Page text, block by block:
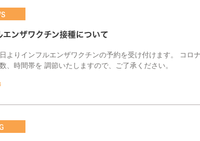
エンザワクチン接種について
よりインフルエンザワクチンの予約を受け付けます。 コロ
、時間帯を 調節いたしますので、ご了承ください。